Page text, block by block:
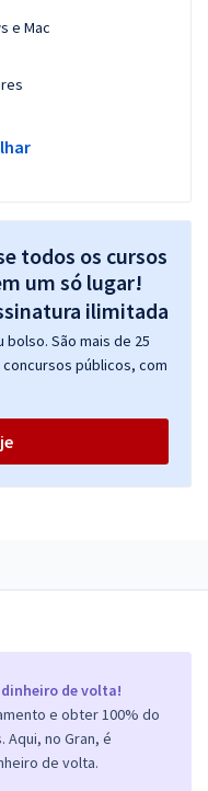
de volta!
e obter 100% do
no Gran, é
de volta.
e Mac
todos os cursos
um só lugar!
São mais de 25
públicos, com